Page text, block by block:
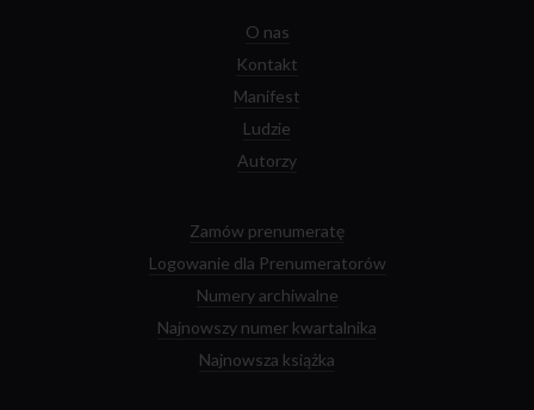
O nas
Kontakt
Manifest
Ludzie
Autorzy
Zamów prenumeratę
Logowanie dla Prenumeratorów
Numery archiwalne
Najnowszy numer kwartalnika
Najnowsza książka